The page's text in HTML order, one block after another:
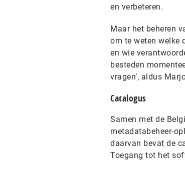
en verbeteren.
Maar het beheren
om te weten welke
en wie
besteden
vragen’, aldus
Catalogus
Samen met de
metadatabeheer-
daarvan bevat de
Toegang tot het